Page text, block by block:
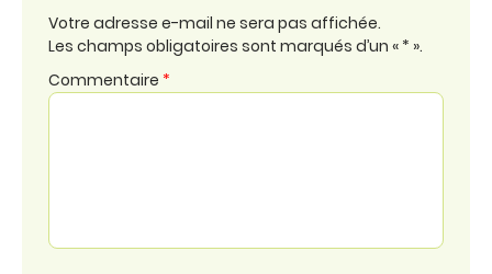
Votre adresse e-mail ne sera pas affichée.
Les champs obligatoires sont marqués d’un « * ».
Commentaire *